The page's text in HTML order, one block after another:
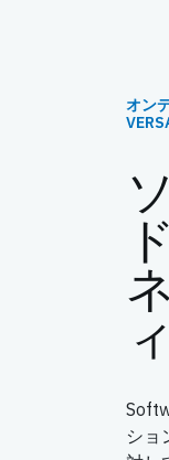
オン
ショ